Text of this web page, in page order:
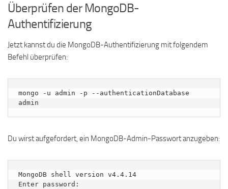
Überprüfen der MongoDB-
Authentifizierung
Jetzt kannst du die MongoDB-Authentifizierung mit folgendem
Befehl überprüfen:
mongo -u admin -p --authenticationDatabase
admin
Du wirst aufgefordert, ein MongoDB-Admin-Passwort anzugeben:
MongoDB shell version v4.4.14